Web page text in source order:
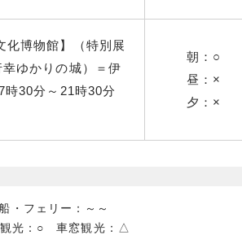
化博物館】（特別展
ゆかりの城）＝伊
30分～21時30分
朝：○
昼：×
夕：×
フェリー：～～
光：○ 車窓観光：△